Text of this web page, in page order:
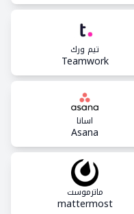
تيم ورك
Teamwork
اسانا
Asana
ماترموست
mattermost